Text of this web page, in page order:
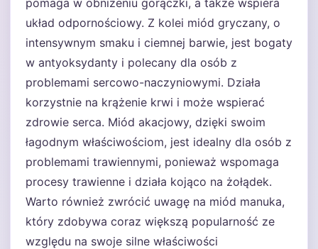
pomaga w obniżeniu gorączki, a także wspiera
układ odpornościowy. Z kolei miód gryczany, o
intensywnym smaku i ciemnej barwie, jest bogaty
w antyoksydanty i polecany dla osób z
problemami sercowo-naczyniowymi. Działa
korzystnie na krążenie krwi i może wspierać
zdrowie serca. Miód akacjowy, dzięki swoim
łagodnym właściwościom, jest idealny dla osób z
problemami trawiennymi, ponieważ wspomaga
procesy trawienne i działa kojąco na żołądek.
Warto również zwrócić uwagę na miód manuka,
który zdobywa coraz większą popularność ze
względu na swoje silne właściwości